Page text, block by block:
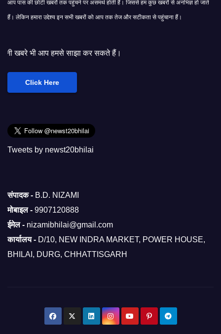
आप पास की छोटी खबरों तक पहुंचने पर असमर्थ होती हैं। जिससे हम कुछ खबरों से अनभिज्ञ हो जाते
हैं। लेकिन हमारा उद्देश्य इन सभी खबरों को आप तक तेज और सटीकता से पहुंचाना हैं।
साझा कर सकते हैं।
Click Here
Tweets by newst20bhilai
संपादक - B.D. NIZAMI
मोबाइल - 9907120888
ईमेल - nizamibhilai@gmail.com
कार्यालय - D/10, NEW INDRA MARKET, POWER HOUSE,
BHILAI, DURG, CHHATTISGARH